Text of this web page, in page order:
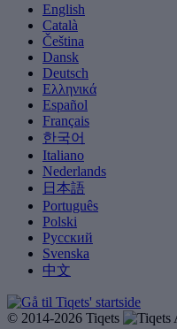
English
Català
Čeština
Dansk
Deutsch
Ελληνικά
Español
Français
한국어
Italiano
Nederlands
日本語
Português
Polski
Русский
Svenska
中文
© 2014-2026 Tiqets